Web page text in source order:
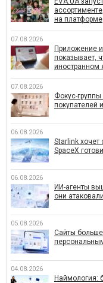
на платформе
07.08.2026
Приложение
показывает,
иностранном
07.08.2026
Фокус-
покупателей
06.08.2026
Starlink
SpaceX
06.08.2026
ИИ-агенты
они
05.08.2026
Сайты больше
04.08.2026
Наймология: